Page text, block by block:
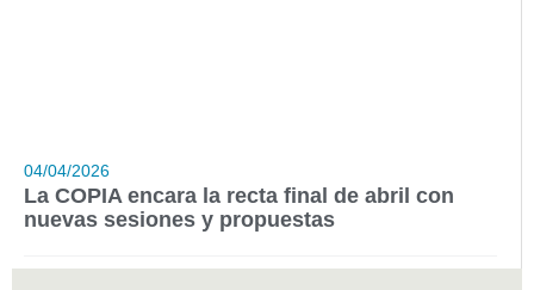
04/04/2026
La COPIA encara la recta final de abril con
nuevas sesiones y propuestas